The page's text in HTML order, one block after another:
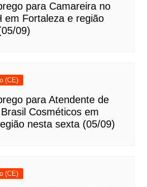
para Camareira no
em Fortaleza e região
09)
(CE)
para Atendente de
Cosméticos em
nesta sexta (05/09)
(CE)